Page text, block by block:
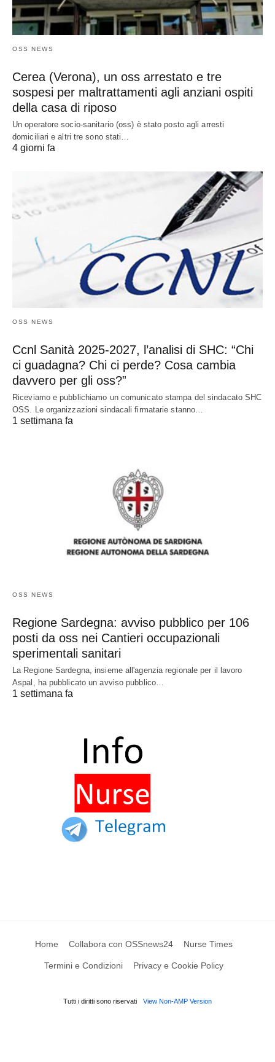
OSS NEWS
Cerea (Verona), un oss arrestato e tre
sospesi per maltrattamenti agli anziani ospiti
della casa di riposo
Un operatore socio-sanitario (oss) è stato posto agli arresti
domiciliari e altri tre sono stati…
4 giorni fa
OSS NEWS
Ccnl Sanità 2025-2027, l’analisi di SHC: “Chi
ci guadagna? Chi ci perde? Cosa cambia
davvero per gli oss?”
Riceviamo e pubblichiamo un comunicato stampa del sindacato SHC
OSS. Le organizzazioni sindacali firmatarie stanno…
1 settimana fa
OSS NEWS
Regione Sardegna: avviso pubblico per 106
posti da oss nei Cantieri occupazionali
sperimentali sanitari
La Regione Sardegna, insieme all'agenzia regionale per il lavoro
Aspal, ha pubblicato un avviso pubblico…
1 settimana fa
Home Collabora con OSSnews24 Nurse Times
Termini e Condizioni Privacy e Cookie Policy
Tutti i diritti sono riservati View Non-AMP Version